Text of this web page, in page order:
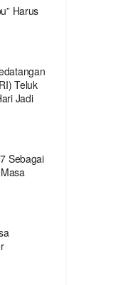
Harus
Teluk
Jadi
Sebagai